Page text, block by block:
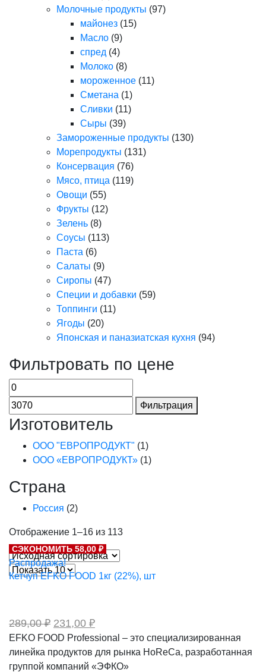
Молочные продукты (97)
майонез (15)
Масло (9)
спред (4)
Молоко (8)
мороженное (11)
Сметана (1)
Сливки (11)
Сыры (39)
Замороженные продукты (130)
Морепродукты (131)
Консервация (76)
Мясо, птица (119)
Овощи (55)
Фрукты (12)
Зелень (8)
Соусы (113)
Паста (6)
Салаты (9)
Сиропы (47)
Специи и добавки (59)
Топпинги (11)
Ягоды (20)
Японская и паназиатская кухня (94)
Фильтровать по цене
Фильтрация
Изготовитель
ООО "ЕВРОПРОДУКТ" (1)
ООО «ЕВРОПРОДУКТ» (1)
Страна
Россия (2)
Отображение 1–16 из 113
СЭКОНОМИТЬ 58,00 ₽
Распродажа!
Кетчуп EFKO FOOD 1кг (22%), шт
289,00₽ Первоначальная
цена
составляла
289,00 ₽.
231,00 ₽Текущая
цена:
231,00 ₽.
EFKO FOOD Professional – это специализированная
линейка продуктов для рынка HoReCa, разработанная
группой компаний «ЭФКО»